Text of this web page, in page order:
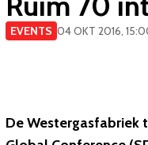
EVENTS 04 OKT 2016,
De Westergasfabriek